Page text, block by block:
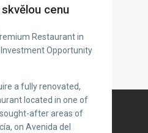
cenu
Restaurant in
Opportunity
a fully renovated,
located in one of
after areas of
on Avenida del